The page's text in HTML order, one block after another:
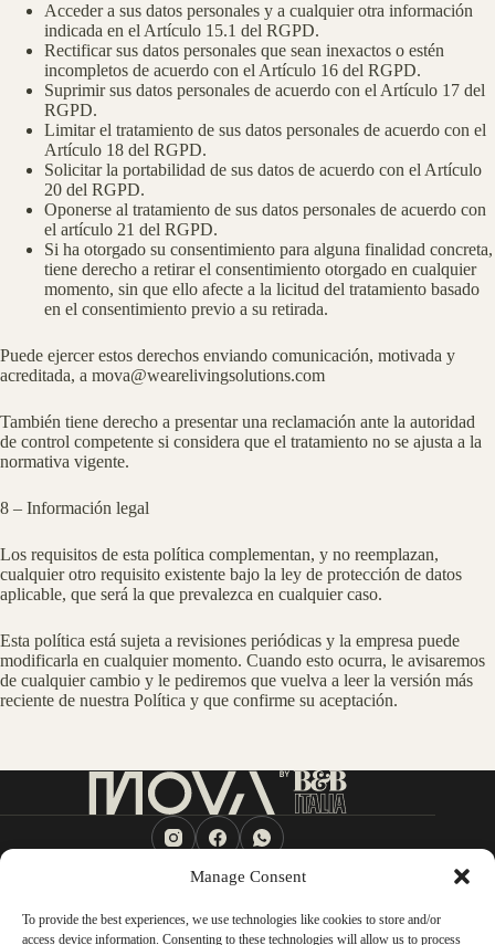
Manage Consent
To provide the best experiences, we use technologies like cookies to store and/or
access device information. Consenting to these technologies will allow us to process
Acceder a sus datos personales y a cualquier otra información
indicada en el Artículo 15.1 del RGPD.
Rectificar sus datos personales que sean inexactos o estén
incompletos de acuerdo con el Artículo 16 del RGPD.
Suprimir sus datos personales de acuerdo con el Artículo 17 del
RGPD.
Limitar el tratamiento de sus datos personales de acuerdo con el
Artículo 18 del RGPD.
Solicitar la portabilidad de sus datos de acuerdo con el Artículo
20 del RGPD.
Oponerse al tratamiento de sus datos personales de acuerdo con
el artículo 21 del RGPD.
Si ha otorgado su consentimiento para alguna finalidad concreta,
tiene derecho a retirar el consentimiento otorgado en cualquier
momento, sin que ello afecte a la licitud del tratamiento basado
en el consentimiento previo a su retirada.
Puede ejercer estos derechos enviando comunicación, motivada y
acreditada, a mova@wearelivingsolutions.com
También tiene derecho a presentar una reclamación ante la autoridad
de control competente si considera que el tratamiento no se ajusta a la
normativa vigente.
8 – Información legal
Los requisitos de esta política complementan, y no reemplazan,
cualquier otro requisito existente bajo la ley de protección de datos
aplicable, que será la que prevalezca en cualquier caso.
Esta política está sujeta a revisiones periódicas y la empresa puede
modificarla en cualquier momento. Cuando esto ocurra, le avisaremos
de cualquier cambio y le pediremos que vuelva a leer la versión más
reciente de nuestra Política y que confirme su aceptación.
Proyecto
Concepto
Amenidades